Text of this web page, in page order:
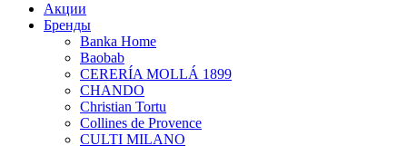
Акции
Бренды
Banka Home
Baobab
CERERÍA MOLLÁ 1899
CHANDO
Christian Tortu
Collines de Provence
CULTI MILANO